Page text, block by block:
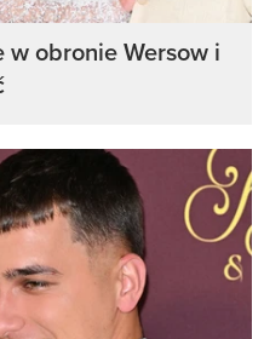
obronie Wersow i